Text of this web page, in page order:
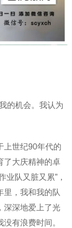
的机会。我认为
上世纪90年代的
了大庆精神的卓
业队又脏又累”，
里，我和我的队
深深地爱上了光
有浪费时间。